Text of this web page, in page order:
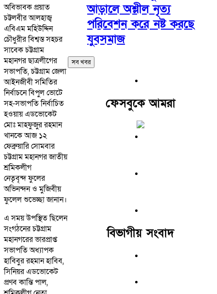
অবিভাবক প্রয়াত
চট্টলবীর আলহাজ্ব
এবিএম মহিউদ্দিন
চৌধুরীর বিশ্বস্ত সহচর
সাবেক চট্টগ্রাম
মহানগর ছাত্রলীগের
সভাপতি, চট্টগ্রাম জেলা
আইনজীবী সমিতির
নির্বাচনে বিপুল ভোটে
সহ-সভাপতি নির্বাচিত
হওয়ায় এডভোকেট
মোঃ মাহফুজুর রহমান
খানকে আজ ১২
ফেব্রুয়ারি সোমবার
চট্টগ্রাম মহানগর জাতীয়
শ্রমিকলীগ
নেতৃবৃন্দ ফুলের
অভিনন্দন ও মুজিবীয়
ফুলেল শুভেচ্ছা জানান।
এ সময় উপস্থিত ছিলেন
সংগঠনের চট্টগ্রাম
মহানগরের ভারপ্রাপ্ত
সভাপতি অধ্যাপক
হাবিবুর রহমান হাবিব,
সিনিয়র এডভোকেট
প্রণব কান্তি পাল,
আড়ালে অশ্লীল নৃত্য
পরিবেশন করে নষ্ট করছে
যুবসমাজ
সব খবর
ফেসবুকে আমরা
বিভাগীয় সংবাদ